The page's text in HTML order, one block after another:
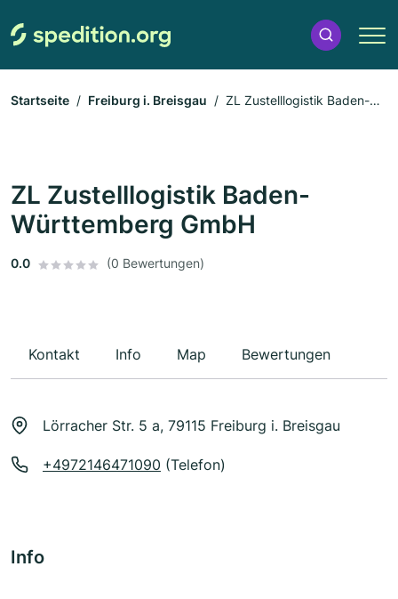
Startseite Freiburg i. Breisgau
ZL Zustelllogistik Baden-
ZL Zustelllogistik Baden-
Württemberg GmbH
0.0 (0 Bewertungen)
Kontakt Info Map Bewertungen
Lörracher Str. 5 a, 79115 Freiburg i. Breisgau
+4972146471090 (Telefon)
Info